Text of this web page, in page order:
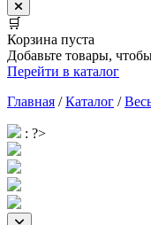
🛒
Корзина пуста
Добавьте товары,
Перейти в каталог
Главная /Каталог /
: ?>